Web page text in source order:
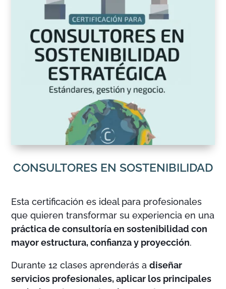
CONSULTORES EN SOSTENIBILIDAD
Esta certificación es ideal para profesionales
que quieren transformar su experiencia en una
práctica de consultoría en sostenibilidad con
mayor estructura, confianza y proyección.
Durante 12 clases aprenderás adiseñar
servicios profesionales, aplicar los principales